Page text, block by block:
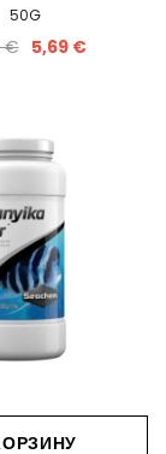
50G
€ 5,69 €